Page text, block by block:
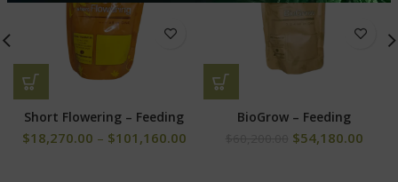
Short Flowering – Feeding
$18,270.00 – $101,160.00
BioGrow – Feeding
$54,180.00